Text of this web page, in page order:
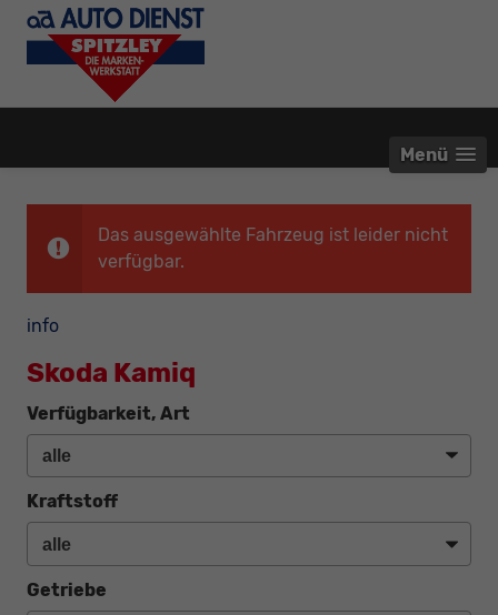
Menü
Das ausgewählte Fahrzeug ist leider nicht
verfügbar.
info
Skoda Kamiq
Verfügbarkeit, Art
Kraftstoff
Getriebe